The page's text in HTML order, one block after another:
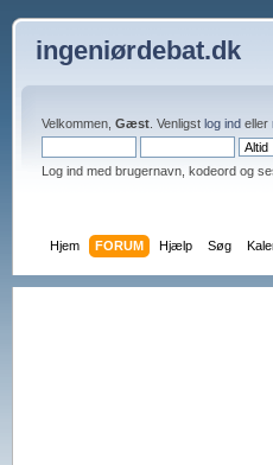
ingeniørdebat.dk
Velkommen, Gæst. Venligst log indeller
Log ind med brugernavn, kodeord og
Hjem FORUM Hjælp Søg